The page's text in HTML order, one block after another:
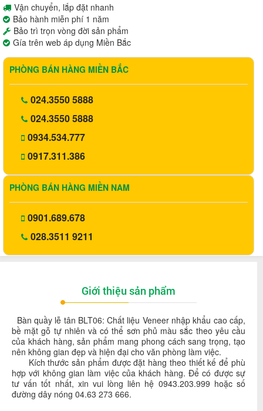
Vận chuyển, lắp đặt nhanh
Bảo hành miễn phí 1 năm
Bảo trì trọn vòng đời sản phẩm
Gía trên web áp dụng Miền Bắc
PHÒNG BÁN HÀNG MIỀN BẮC
024.3550 5888
024.3550 5888
0934.534.777
0917.311.386
PHÒNG BÁN HÀNG MIỀN NAM
0901.689.678
028.3511 9211
Giới thiệu sản phẩm
Bàn quầy lễ tân BLT06: Chất liệu Veneer nhập khẩu cao cấp,
bề mặt gỗ tự nhiên và có thể sơn phủ màu sắc theo yêu cầu
của khách hàng, sản phẩm mang phong cách sang trọng, tạo
nên không gian đẹp và hiện đại cho văn phòng làm việc.
Kích thước sản phẩm được đặt hàng theo thiết kế để phù
hợp với không gian làm việc của khách hàng. Để có được sự
tư vấn tốt nhất, xin vui lòng liên hệ 0943.203.999 hoặc số
đường dây nóng 04.63 273 666.